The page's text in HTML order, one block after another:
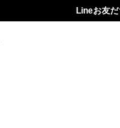
Lineお友